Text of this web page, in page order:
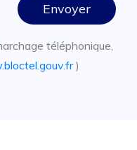
Envoyer
téléphonique,
)